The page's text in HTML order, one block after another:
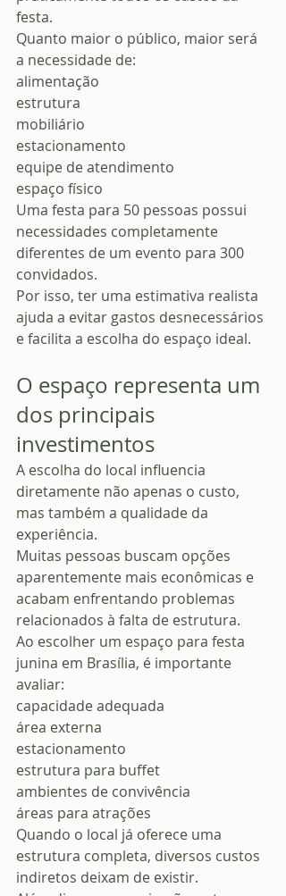
festa.
Quanto maior o público, maior será
a necessidade de:
alimentação
estrutura
mobiliário
estacionamento
equipe de atendimento
espaço físico
Uma festa para 50 pessoas possui
necessidades completamente
diferentes de um evento para 300
convidados.
Por isso, ter uma estimativa realista
ajuda a evitar gastos desnecessários
e facilita a escolha do espaço ideal.
O espaço representa um
dos principais
investimentos
A escolha do local influencia
diretamente não apenas o custo,
mas também a qualidade da
experiência.
Muitas pessoas buscam opções
aparentemente mais econômicas e
acabam enfrentando problemas
relacionados à falta de estrutura.
Ao escolher um espaço para festa
junina em Brasília, é importante
avaliar:
capacidade adequada
área externa
estacionamento
estrutura para buffet
ambientes de convivência
áreas para atrações
Quando o local já oferece uma
estrutura completa, diversos custos
indiretos deixam de existir.